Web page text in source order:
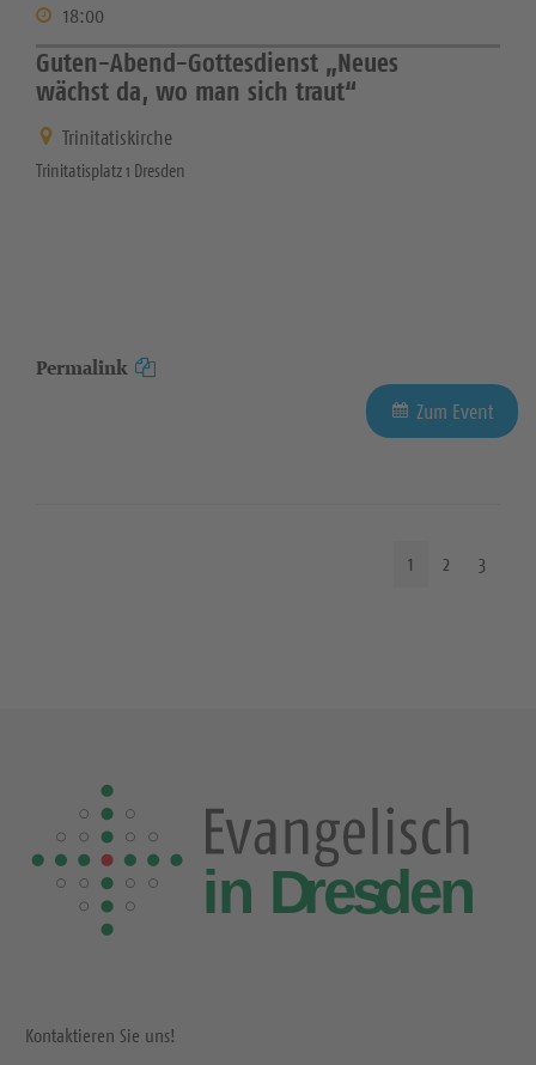
18:00
Guten-Abend-Gottesdienst „Neues
wächst da, wo man sich traut“
Trinitatiskirche
Trinitatisplatz 1 Dresden
Permalink
Zum Event
1 2 3
Kontaktieren Sie uns!